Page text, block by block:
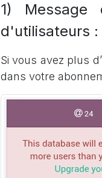
1)
d'utilisateurs :
Si vous avez plus
dans votre